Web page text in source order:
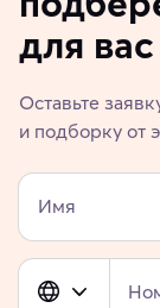
для вас
Оставьте
и подборку от
Имя